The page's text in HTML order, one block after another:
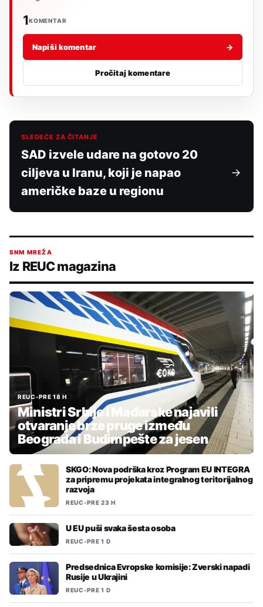
1KOMENTAR
Napiši komentar →
Pročitaj komentare
SLEDEĆE ZA ČITANJE
SAD izvele udare na gotovo 20
ciljeva u Iranu, koji je napao
američke baze u regionu
SNM MREŽA
Iz REUC magazina
REUC•PRE 18 H
Ministri Srbije i Mađarske najavili
otvaranje brze pruge između
Beograda i Budimpešte za jesen
SKGO: Nova podrška kroz Program EU INTEGRA
za pripremu projekata integralnog teritorijalnog
razvoja
REUC•PRE 23 H
U EU puši svaka šesta osoba
REUC•PRE 1 D
Predsednica Evropske komisije: Zverski napadi
Rusije u Ukrajini
REUC•PRE 1 D